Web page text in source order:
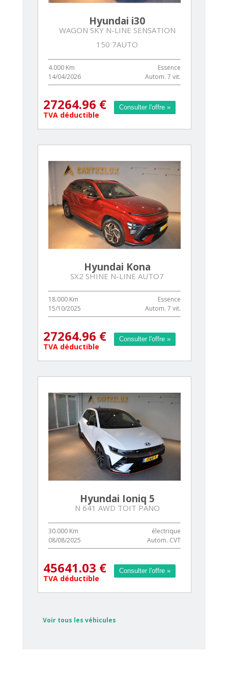
Consulter l'offre »
Hyundai i30
WAGON SKY N-LINE SENSATION
150 7AUTO
4.000 Km
Essence
14/04/2026
Autom. 7 vit.
27264.96 €
TVA déductible
Consulter l'offre »
Consulter l'offre »
Hyundai Kona
SX2 SHINE N-LINE AUTO7
18.000 Km
Essence
15/10/2025
Autom. 7 vit.
27264.96 €
TVA déductible
Consulter l'offre »
Consulter l'offre »
Hyundai Ioniq 5
N 641 AWD TOIT PANO
30.000 Km
électrique
08/08/2025
Autom. CVT
45641.03 €
TVA déductible
Consulter l'offre »
Voir tous les véhicules